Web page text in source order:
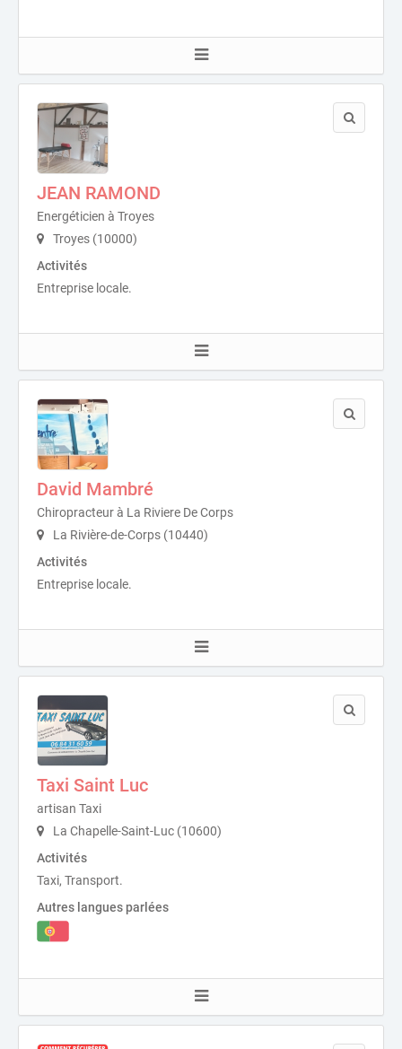
JEAN RAMOND
Energéticien à Troyes
Troyes (10000)
Activités
Entreprise locale.
David Mambré
Chiropracteur à La Riviere De Corps
La Rivière-de-Corps (10440)
Activités
Entreprise locale.
Taxi Saint Luc
artisan Taxi
La Chapelle-Saint-Luc (10600)
Activités
Taxi, Transport.
Autres langues parlées